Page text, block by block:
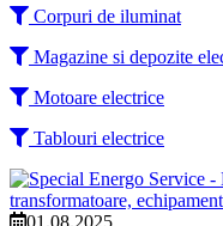
Corpuri de iluminat
Magazine si depozite
Motoare electrice
Tablouri electrice
01.08.2025